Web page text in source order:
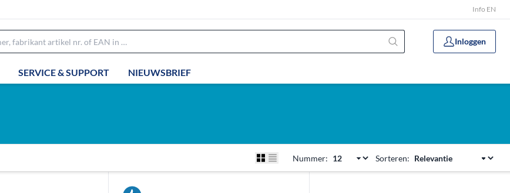
Info EN
Inloggen
SERVICE & SUPPORT NIEUWSBRIEF
Nummer: Sorteren: